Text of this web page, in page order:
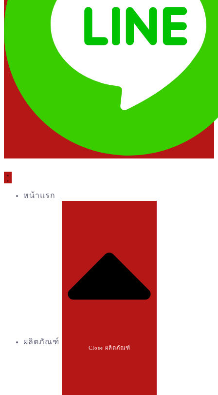
หน้าแรก
ผลิตภัณฑ์
Close ผลิตภัณฑ์